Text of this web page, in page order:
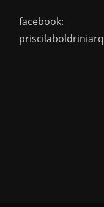
facebook:
priscilaboldriniarq